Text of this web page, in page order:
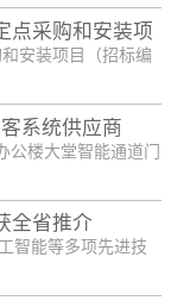
产品：防护舱
点采购和安装项
安装项目（招标编
评标委员会认真评
；2、防尾随联动互
防盗安全门（优质
应，和电机；6、银
控...
系统供应商
楼大堂智能通道门
禁指纹考勤系统
全省推介
智能等多项先进技
实践。”近日，国网